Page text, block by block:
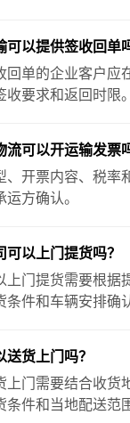
可以提供签收回单
回单的企业客户应
收要求和返回时限。
流可以开运输发票
、开票内容、税率
运方确认。
可以上门提货吗？
上门提货需要根据
条件和车辆安排确
送货上门吗？
上门需要结合收货
条件和当地配送范